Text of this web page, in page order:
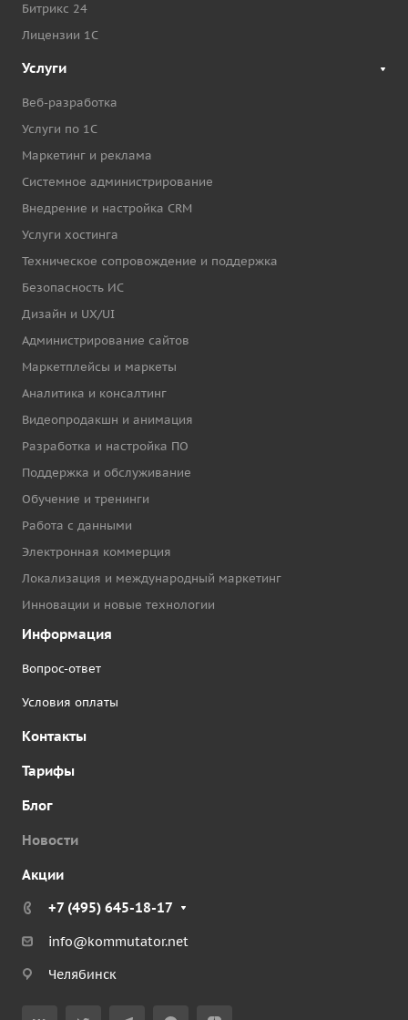
Битрикс 24
Лицензии 1С
Услуги
Веб-разработка
Услуги по 1С
Маркетинг и реклама
Системное администрирование
Внедрение и настройка CRM
Услуги хостинга
Техническое сопровождение и поддержка
Безопасность ИС
Дизайн и UX/UI
Администрирование сайтов
Маркетплейсы и маркеты
Аналитика и консалтинг
Видеопродакшн и анимация
Разработка и настройка ПО
Поддержка и обслуживание
Обучение и тренинги
Работа с данными
Электронная коммерция
Локализация и международный маркетинг
Инновации и новые технологии
Информация
Вопрос-ответ
Условия оплаты
Контакты
Тарифы
Блог
Новости
Акции
+7 (495) 645-18-17
info@kommutator.net
Челябинск